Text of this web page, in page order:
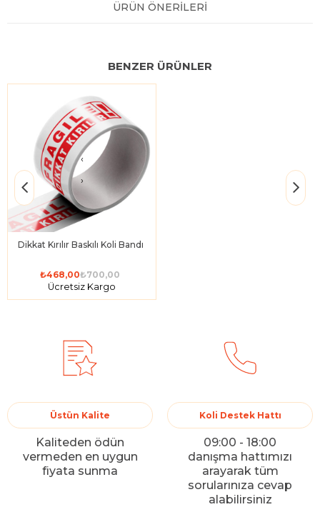
ÜRÜN ÖNERILERI
BENZER ÜRÜNLER
‹
›
₺468,00₺700,00
Ücretsiz Kargo
Üstün Kalite
Kaliteden ödün
vermeden en uygun
fiyata sunma
Koli Destek Hattı
09:00 - 18:00
danışma hattımızı
arayarak tüm
sorularınıza cevap
alabilirsiniz